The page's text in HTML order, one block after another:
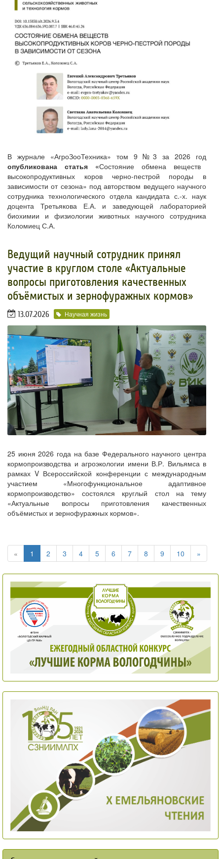
В журнале «АгроЗооТехника» том 9 №3 за 2026 год
опубликована статья «Состояние обмена веществ
высокопродуктивных коров черно-пестрой породы в
зависимости от сезона» под авторством ведущего научного
сотрудника технологического отдела кандидата с.-х. наук
доцента Третьякова Е.А. и заведующей лабораторией
биохимии и физиологии животных научного сотрудника
Коломиец С.А.
Ведущий научный сотрудник принял
участие в круглом столе «Актуальные
вопросы приготовления качественных
объёмистых и зернофуражных кормов»
13.07.2026 Научная жизнь
25 июня 2026 года на базе Федерального научного центра
кормопроизводства и агроэкологии имени В.Р. Вильямса в
рамках V Всероссийской конференции с международным
участием «Многофункциональное адаптивное
кормопроизводство» состоялся круглый стол на тему
«Актуальные вопросы приготовления качественных
объёмистых и зернофуражных кормов».
« 1 2 3 4 5 6 7 8 9 10 »